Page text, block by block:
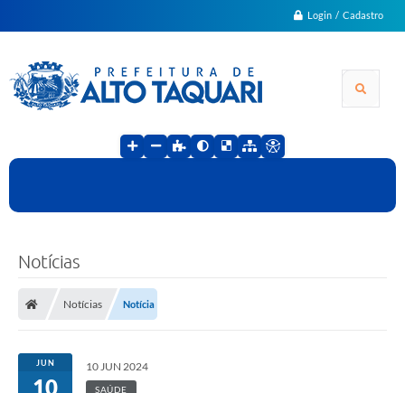
Login / Cadastro
Notícias
Notícias Notícia
JUN
10
10 JUN 2024
SAÚDE